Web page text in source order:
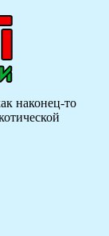
наконец-то